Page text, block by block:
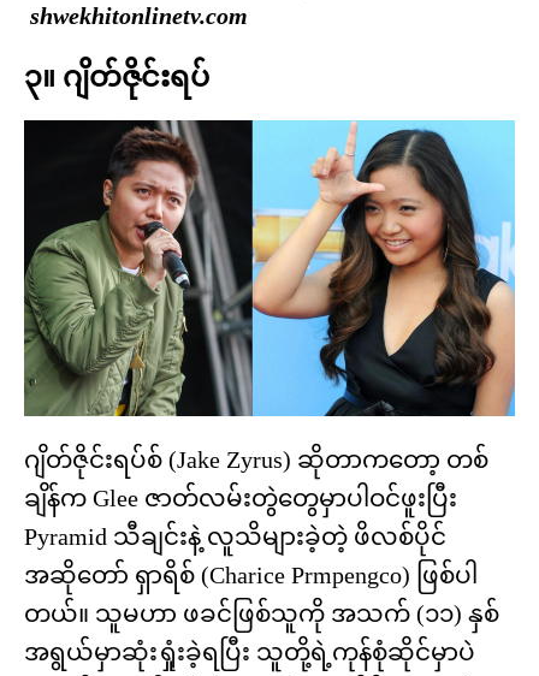
shwekhitonlinetv.com
၃။ ဂျိတ်ဇိုင်းရပ်
ဂျိတ်ဇိုင်းရပ်စ် (Jake Zyrus) ဆိုတာကတော့ တစ်
ချိန်က Glee ဇာတ်လမ်းတွဲတွေမှာပါဝင်ဖူးပြီး
Pyramid သီချင်းနဲ့ လူသိများခဲ့တဲ့ ဖိလစ်ပိုင်
အဆိုတော် ရှာရိစ် (Charice Prmpengco) ဖြစ်ပါ
တယ်။ သူမဟာ ဖခင်ဖြစ်သူကို အသက် (၁၁) နှစ်
အရွယ်မှာဆုံးရှုံးခဲ့ရပြီး သူတို့ရဲ့ကုန်စုံဆိုင်မှာပဲ